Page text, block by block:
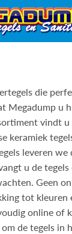
die
Megadump u
vindt
keramiek
leveren we
u de
Geen
tot kleuren
online of
de tegels in